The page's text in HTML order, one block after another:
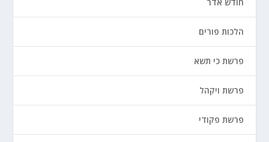
הלכות פורים
פרשת כי תשא
פרשת ויקהל
פרשת פקודי